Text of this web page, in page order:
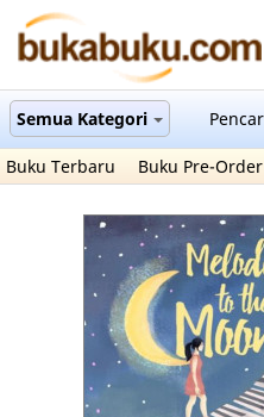
Semua Kategori
Buku Terbaru
Buku Pre-Order